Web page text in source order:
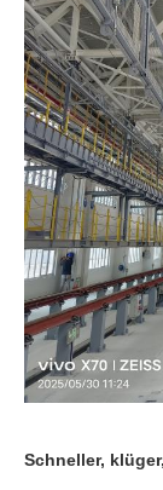
Schneller,